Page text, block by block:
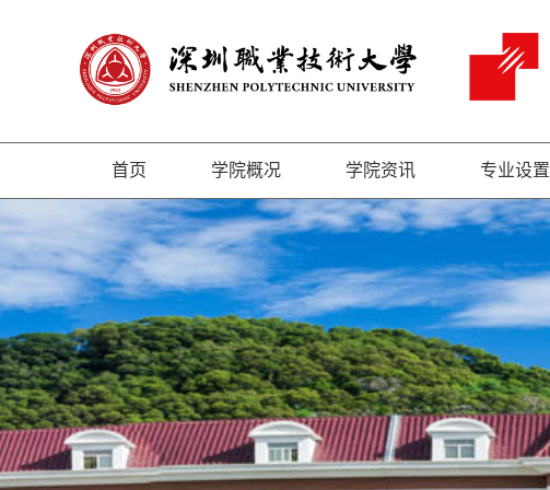
首页 学院概况 学院资讯 专业设置